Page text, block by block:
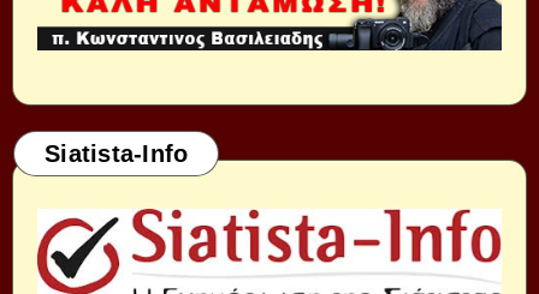
Siatista-Info